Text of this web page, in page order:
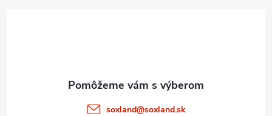
soxland@soxland.sk